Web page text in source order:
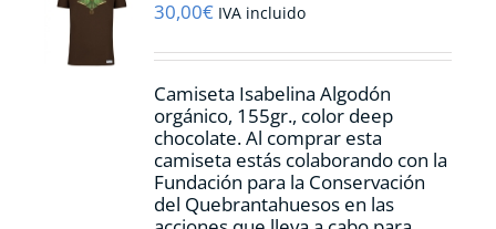
pueden
en
página
de
producto
30,00€ IVA incluido
Camiseta Isabelina Algodón
orgánico, 155gr., color deep
chocolate.Al comprar esta
camiseta estás colaborando con la
Fundación para la Conservación
del Quebrantahuesos en las